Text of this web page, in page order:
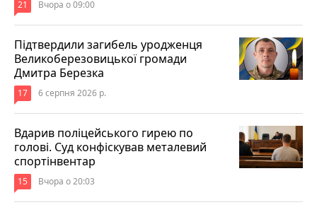
21 Вчора о 09:00
Підтвердили загибель уродженця
Великоберезовицької громади
Дмитра Березка
17 6 серпня 2026 р.
Вдарив поліцейського гирею по
голові. Суд конфіскував металевий
спортінвентар
15 Вчора о 20:03